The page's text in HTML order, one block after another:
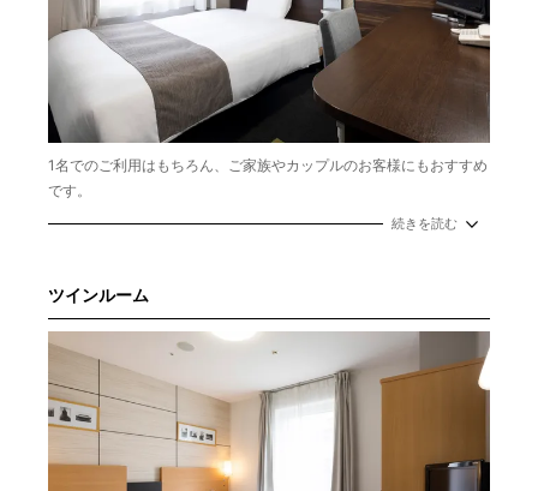
1名でのご利用はもちろん、ご家族やカップルのお客様にもおすすめ
です。
続きを読む
ツインルーム